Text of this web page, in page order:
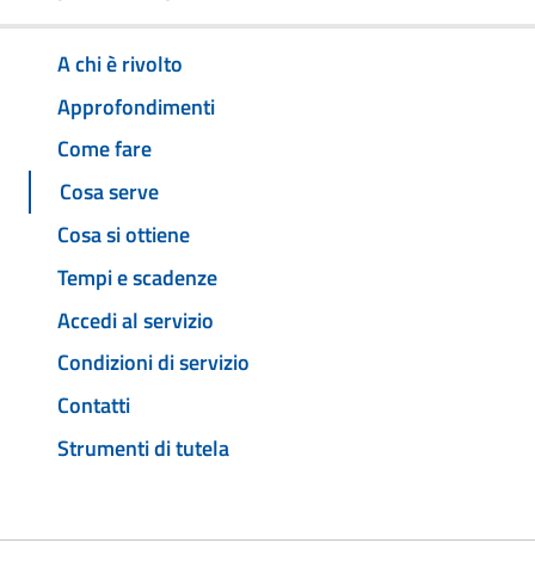
A chi è rivolto
Approfondimenti
Come fare
Cosa serve
Cosa si ottiene
Tempi e scadenze
Accedi al servizio
Condizioni di servizio
Contatti
Strumenti di tutela